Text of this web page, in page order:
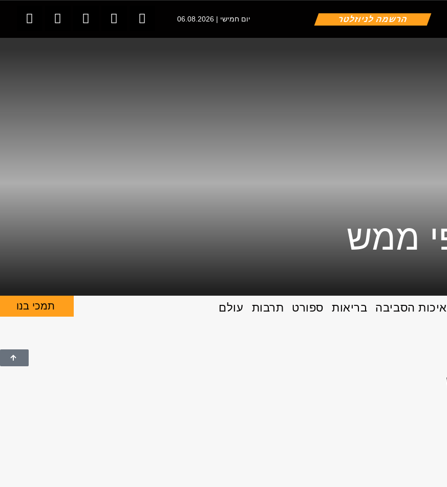
הרשמה לניוזלטר יום חמישי | 06.08.2026
איכות הסביבה בריאות ספורט תרבות עולם תמכי בנו